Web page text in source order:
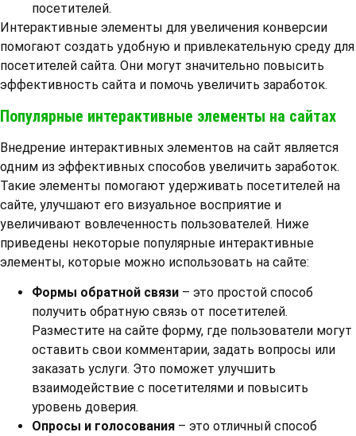
посетителей.
Интерактивные элементы для увеличения конверсии
помогают создать удобную и привлекательную среду для
посетителей сайта. Они могут значительно повысить
эффективность сайта и помочь увеличить заработок.
Популярные интерактивные элементы на сайтах
Внедрение интерактивных элементов на сайт является
одним из эффективных способов увеличить заработок.
Такие элементы помогают удерживать посетителей на
сайте, улучшают его визуальное восприятие и
увеличивают вовлеченность пользователей. Ниже
приведены некоторые популярные интерактивные
элементы, которые можно использовать на сайте:
Формы обратной связи – это простой способ
получить обратную связь от посетителей.
Разместите на сайте форму, где пользователи могут
оставить свои комментарии, задать вопросы или
заказать услуги. Это поможет улучшить
взаимодействие с посетителями и повысить
уровень доверия.
Опросы и голосования – это отличный способ